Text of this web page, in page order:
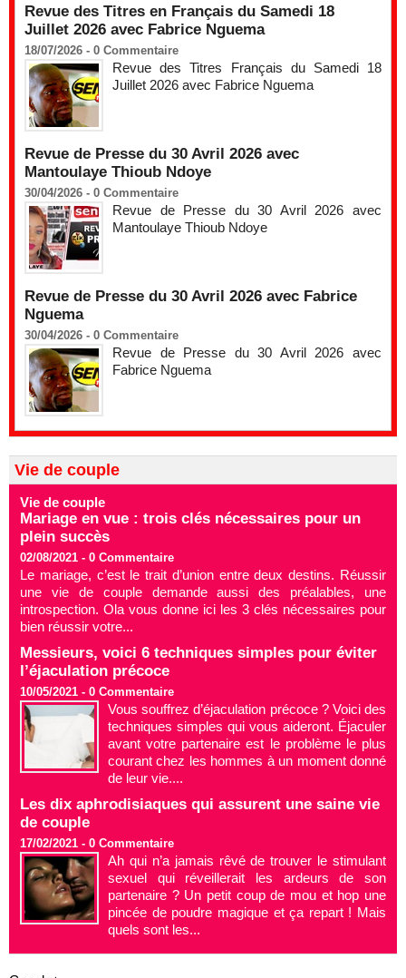
Revue des Titres en Français du Samedi 18
Juillet 2026 avec Fabrice Nguema
18/07/2026 - 0 Commentaire
Revue des Titres Français du Samedi 18
Juillet 2026 avec Fabrice Nguema
Revue de Presse du 30 Avril 2026 avec
Mantoulaye Thioub Ndoye
30/04/2026 - 0 Commentaire
Revue de Presse du 30 Avril 2026 avec
Mantoulaye Thioub Ndoye
Revue de Presse du 30 Avril 2026 avec Fabrice
Nguema
30/04/2026 - 0 Commentaire
Revue de Presse du 30 Avril 2026 avec
Fabrice Nguema
Vie de couple
Vie de couple
Mariage en vue : trois clés nécessaires pour un
plein succès
02/08/2021 - 0 Commentaire
Le mariage, c’est le trait d’union entre deux destins. Réussir
une vie de couple demande aussi des préalables, une
introspection. Ola vous donne ici les 3 clés nécessaires pour
bien réussir votre...
Messieurs, voici 6 techniques simples pour éviter
l’éjaculation précoce
10/05/2021 - 0 Commentaire
Vous souffrez d’éjaculation précoce ? Voici des
techniques simples qui vous aideront. Éjaculer
avant votre partenaire est le problème le plus
courant chez les hommes à un moment donné
de leur vie....
Les dix aphrodisiaques qui assurent une saine vie
de couple
17/02/2021 - 0 Commentaire
Ah qui n’a jamais rêvé de trouver le stimulant
sexuel qui réveillerait les ardeurs de son
partenaire ? Un petit coup de mou et hop une
pincée de poudre magique et ça repart ! Mais
quels sont les...